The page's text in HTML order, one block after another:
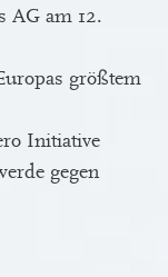
AG am 12.
größtem
Initiative
gegen